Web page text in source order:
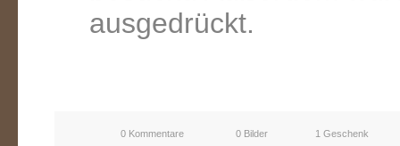
ausgedrückt.
0 Kommentare 0 Bilder 1 Geschenk